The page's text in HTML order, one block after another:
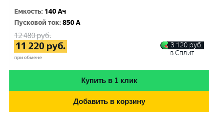
Емкость: 140 Ач
Пусковой ток:850 A
12 480руб.
11 220 руб.
при обмене
3 120 руб.
в Сплит
Купить в 1 клик
Добавить в корзину